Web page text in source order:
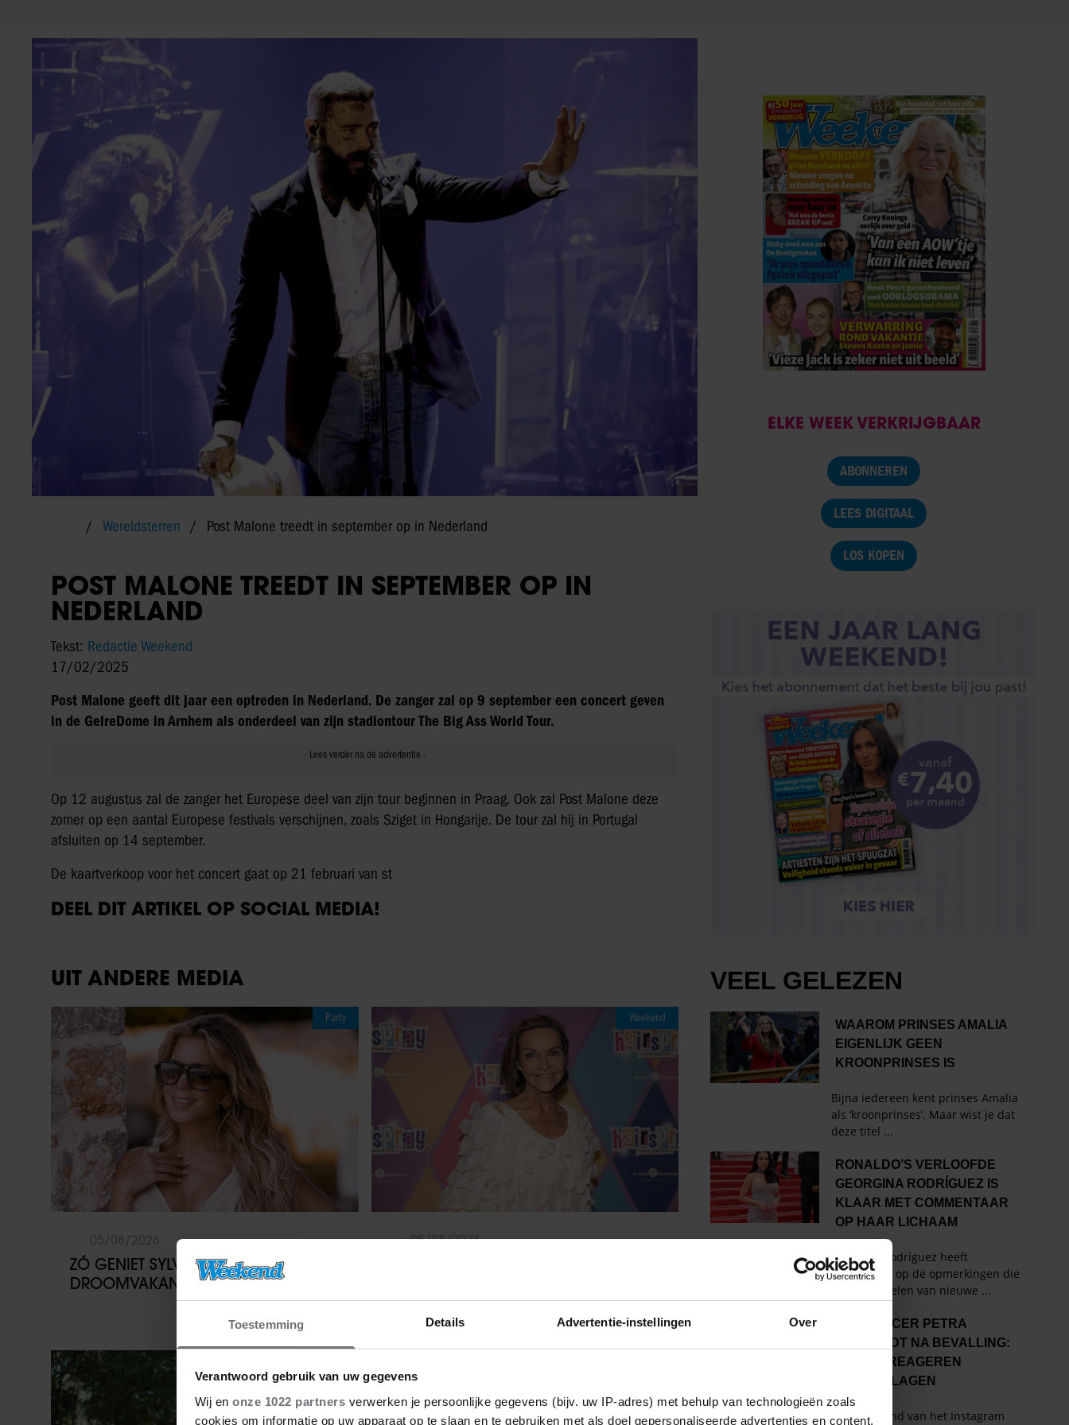
Toestemming Details Advertentie-instellingen Over
Verantwoord gebruik van uw gegevens
Wij en onze 1022 partners verwerken je persoonlijke gegevens (bijv. uw IP-adres) met behulp van technologieën zoals
cookies om informatie op uw apparaat op te slaan en te gebruiken met als doel gepersonaliseerde advertenties en content,
Wereldsterren Post Malone treedt in september op in Nederland
POST MALONE TREEDT IN SEPTEMBER OP IN
NEDERLAND
Tekst: Redactie Weekend
17/02/2025
Post Malone geeft dit jaar een optreden in Nederland. De zanger zal op 9 september een concert geven
in de GelreDome in Arnhem als onderdeel van zijn stadiontour The Big Ass World Tour.
Op 12 augustus zal de zanger het Europese deel van zijn tour beginnen in Praag. Ook zal Post Malone deze
zomer op een aantal Europese festivals verschijnen, zoals Sziget in Hongarije. De tour zal hij in Portugal
afsluiten op 14 september.
De kaartverkoop voor het concert gaat op 21 februari van st
DEEL DIT ARTIKEL OP SOCIAL MEDIA!
UIT ANDERE MEDIA
Party
ZÓ GENIET SYLVIE MEIS NA VAN
DROOMVAKANTIE OP MYKONOS
Weekend
05/08/2026
ELKE WEEK VERKRIJGBAAR
ABONNEREN
LEES DIGITAAL
LOS KOPEN